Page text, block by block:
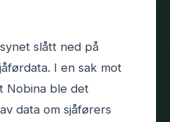
slått ned på
I en sak mot
Nobina ble det
data om sjåførers